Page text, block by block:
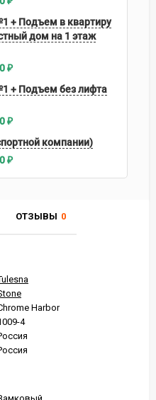
ОТЗЫВЫ 0
Harbor
4
+ Подъем в квартиру
дом на 1 этаж
₽
+ Подъем без лифта
₽
компании)
₽